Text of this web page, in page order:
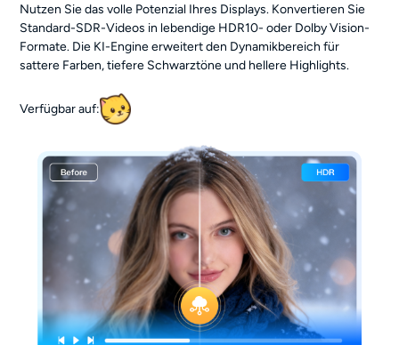
Nutzen Sie das volle Potenzial Ihres Displays. Konvertieren Sie
Standard-SDR-Videos in lebendige HDR10- oder Dolby Vision-
Formate. Die KI-Engine erweitert den Dynamikbereich für
sattere Farben, tiefere Schwarztöne und hellere Highlights.
Verfügbar auf: